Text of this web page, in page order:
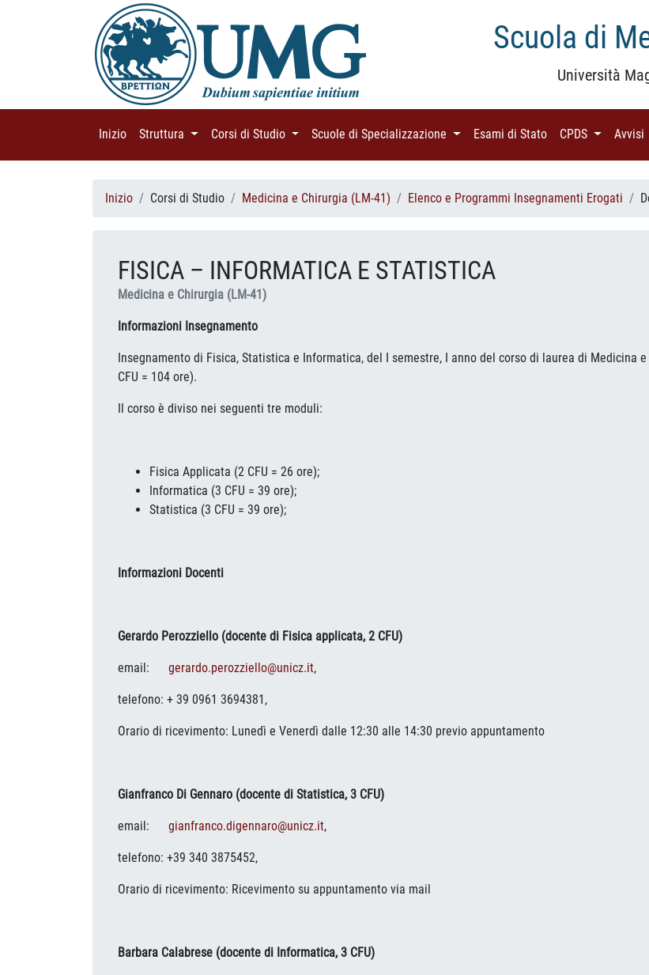
Scuola di
Università
Inizio (current)
Struttura (current)Corsi di Studio (current)Scuole di Specializzazione (current)Esami di Stato (current)
CPDS (current)
Avvisi
Inizio Corsi di Studio Medicina e Chirurgia (LM-41) Elenco e Programmi Insegnamenti Erogati
FISICA – INFORMATICA E STATISTICA
Medicina e Chirurgia (LM-41)
Informazioni Insegnamento
Insegnamento di Fisica, Statistica e Informatica, del I semestre, I anno del corso di laurea di Medicina
CFU = 104 ore).
Il corso è diviso nei seguenti tre moduli:
Fisica Applicata (2 CFU = 26 ore);
Informatica (3 CFU = 39 ore);
Statistica (3 CFU = 39 ore);
Informazioni Docenti
Gerardo Perozziello (docente di Fisica applicata, 2 CFU)
email: gerardo.perozziello@unicz.it,
telefono: + 39 0961 3694381,
Orario di ricevimento: Lunedì e Venerdì dalle 12:30 alle 14:30 previo appuntamento
Gianfranco Di Gennaro (docente di Statistica, 3 CFU)
email: gianfranco.digennaro@unicz.it,
telefono: +39 340 3875452,
Orario di ricevimento: Ricevimento su appuntamento via mail
Barbara Calabrese (docente di Informatica, 3 CFU)